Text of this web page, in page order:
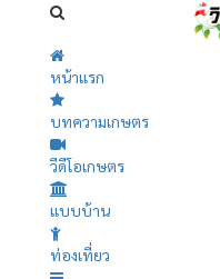
หน้าแรก
บทความเกษตร
วีดีโอเกษตร
แบบบ้าน
ท่องเที่ยว